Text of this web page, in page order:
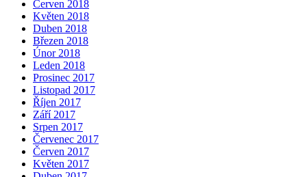
Červen 2018
Květen 2018
Duben 2018
Březen 2018
Únor 2018
Leden 2018
Prosinec 2017
Listopad 2017
Říjen 2017
Září 2017
Srpen 2017
Červenec 2017
Červen 2017
Květen 2017